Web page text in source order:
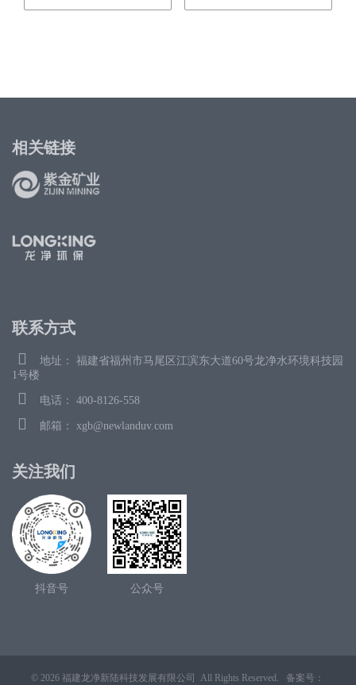
相关链接
联系方式
地址： 福建省福州市马尾区江滨东大道60号龙净水环境科技园
1号楼
电话： 400-8126-558
邮箱： xgb@newlanduv.com
关注我们
抖音号 公众号
© 2026 福建龙净新陆科技发展有限公司 All Rights Reserved. 备案号：